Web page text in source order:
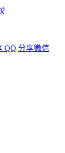
QQ 分享微信